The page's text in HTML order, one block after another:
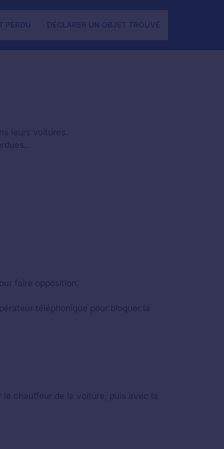
PERDU DÉCLARER UN OBJET TROUVÉ
leurs voitures.
faire opposition.
téléphonique pour bloquer la
le chauffeur de la voiture, puis avec la